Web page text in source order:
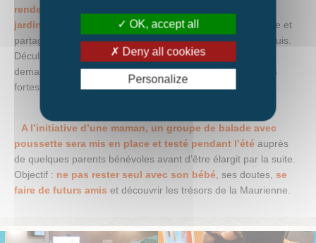
rendez-vous aux parents sous la forme d’un apéro au
jardin.
Cette fois il s’agissait de débriefer après cette soirée et
partager les petites astuces que chacun aurait testées depuis.
Déculpabiliser, différencier besoins et envies de l’enfant et
demander explicitement de l’aide au conjoint sont les idées
fortes retenues.
A l’initiative d’une maman, un groupe de balade avec
poussette sera mis en place et testé pendant l’été auprès
de quelques parents bénévoles avant d’être élargit par la suite.
Objectif : ne pas rester seul avec son bébé , ses doutes, se
faire de futurs amis et découvrir les trésors de la Maurienne.
OK, accept all
Deny all cookies
Personalize